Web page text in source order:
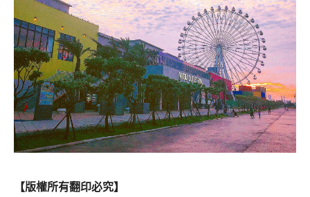
【版權所有翻印必究】